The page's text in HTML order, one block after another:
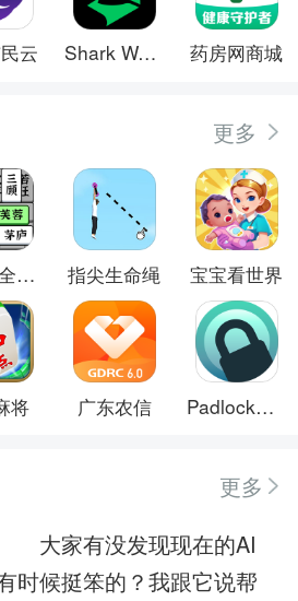
云 Shark Wear 药房网商城
更多
成语大全益智力 指尖生命绳 宝宝看世界
将 广东农信 Padlock防盗卫士
更多
大家有没发现现在的AI
时候挺笨的？我跟它说帮